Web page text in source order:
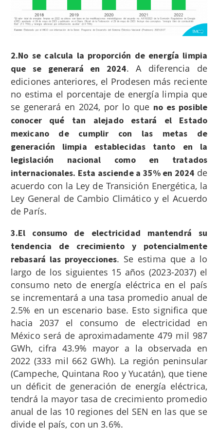
2.No se calcula la proporción de energía limpia
que se generará en 2024. A diferencia de
ediciones anteriores, el Prodesen más reciente
no estima el porcentaje de energía limpia que
se generará en 2024, por lo que no es posible
conocer qué tan alejado estará el Estado
mexicano de cumplir con las metas de
generación limpia establecidas tanto en la
legislación nacional como en tratados
internacionales. Esta asciende a 35% en 2024 de
acuerdo con la Ley de Transición Energética, la
Ley General de Cambio Climático y el Acuerdo
de París.
3.El consumo de electricidad mantendrá su
tendencia de crecimiento y potencialmente
rebasará las proyecciones. Se estima que a lo
largo de los siguientes 15 años (2023-2037) el
consumo neto de energía eléctrica en el país
se incrementará a una tasa promedio anual de
2.5% en un escenario base. Esto significa que
hacia 2037 el consumo de electricidad en
México será de aproximadamente 479 mil 987
GWh, cifra 43.9% mayor a la observada en
2022 (333 mil 662 GWh). La región peninsular
(Campeche, Quintana Roo y Yucatán), que tiene
un déficit de generación de energía eléctrica,
tendrá la mayor tasa de crecimiento promedio
anual de las 10 regiones del SEN en las que se
divide el país, con un 3.6%.